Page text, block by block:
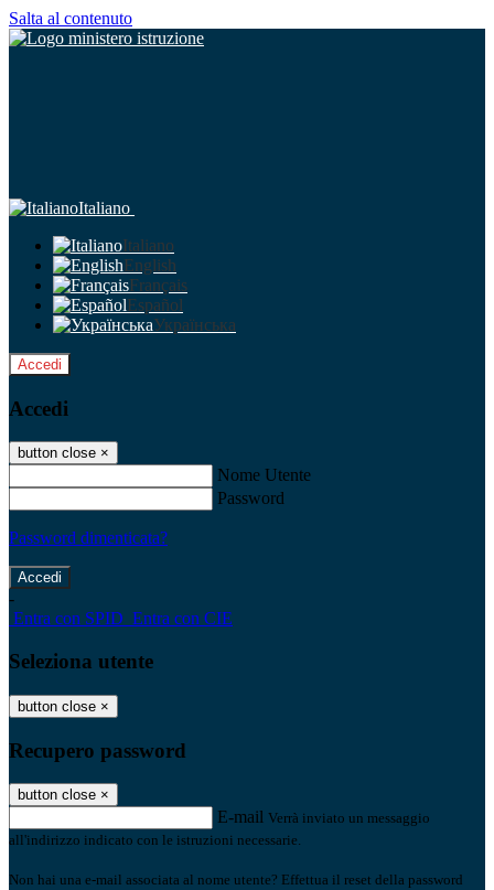
Salta al contenuto
Italiano
Italiano
English
Français
Español
Українська
Accedi
Accedi
button close ×
Nome Utente
Password
Password dimenticata?
-
Entra con SPID Entra con CIE
Seleziona utente
button close ×
Recupero password
button close ×
E-mail Verrà inviato un messaggio
all'indirizzo indicato con le istruzioni necessarie.
Non hai una e-mail associata al nome utente? Effettua il reset della password